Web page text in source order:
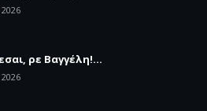
ρε Βαγγέλη!...